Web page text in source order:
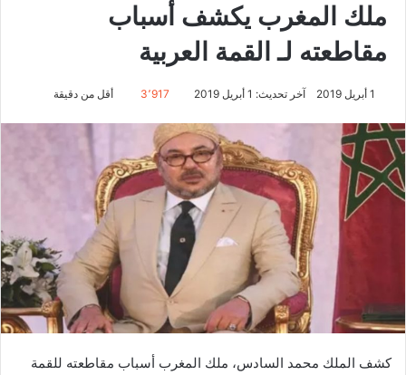
ملك المغرب يكشف أسباب
مقاطعته لـ القمة العربية
1 أبريل 2019 آخر تحديث: 1 أبريل 2019 3٬917 أقل من دقيقة
كشف الملك محمد السادس، ملك المغرب أسباب مقاطعته للقمة